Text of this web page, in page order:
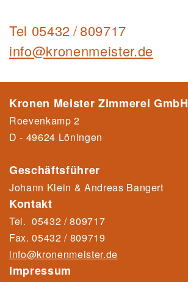
Tel 05432 / 809717
info@kronenmeister.de
Kronen Meister Zimmerei GmbH
Roevenkamp 2
D - 49624 Löningen
Geschäftsführer
Johann Klein & Andreas Bangert
Kontakt
Tel. 05432 / 809717
Fax.05432 / 809719
info@kronenmeister.de
Impressum